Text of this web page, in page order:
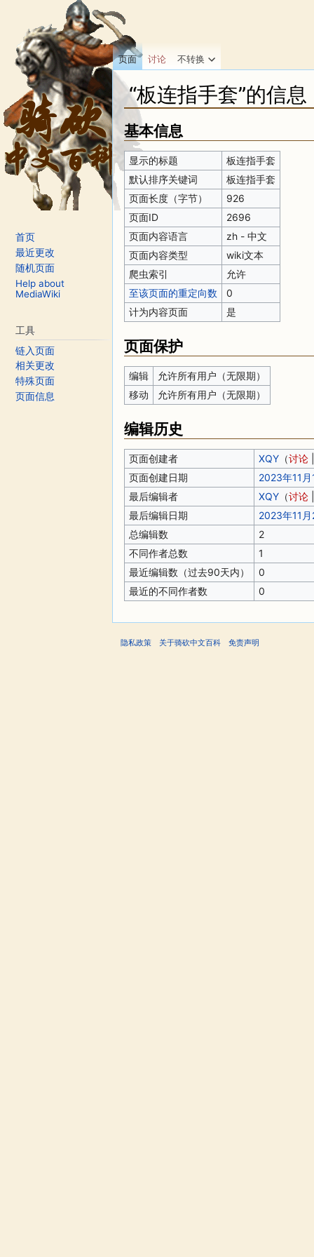
“板连指手套”的信息
跳转至：
基本信息
显示的标题
板连指手套
默认排序关键词
板连指手套
页面长度（字节）
926
页面ID
2696
页面内容语言
zh - 中文
页面内容类型
wiki文本
爬虫索引
允许
至该页面的重定向数
0
计为内容页面
是
页面保护
编辑
允许所有用户（无限期）
移动
允许所有用户（无限期）
编辑历史
页面创建者 XQY（讨论
页面创建日期
2023年11
最后编辑者
XQY（讨论
最后编辑日期
2023年11
总编辑数
2
不同作者总数
1
最近编辑数（过去90天内）
0
最近的不同作者数
0
页面 讨论 不转换
首页
最近更改
随机页面
Help about
MediaWiki
工具
链入页面
相关更改
特殊页面
页面信息
隐私政策 关于骑砍中文百科 免责声明